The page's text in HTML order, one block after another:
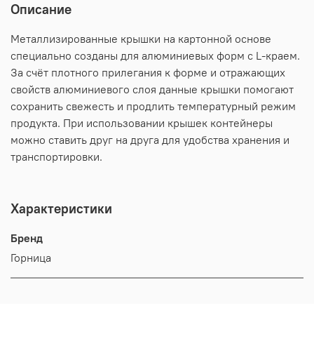
Описание
Металлизированные крышки на картонной основе
специально созданы для алюминиевых форм с L-краем.
За счёт плотного прилегания к форме и отражающих
свойств алюминиевого слоя данные крышки помогают
сохранить свежесть и продлить температурный режим
продукта. При использовании крышек контейнеры
можно ставить друг на друга для удобства хранения и
транспортировки.
Характеристики
Бренд
Горница